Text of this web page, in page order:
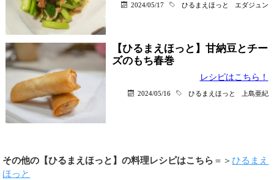
2024/05/17 ひるまえほっと エダジュン
【ひるまえほっと】甘納豆とチー
ズのもち春巻
レシピはこちら！
2024/05/16 ひるまえほっと 上島亜紀
その他の【ひるまえほっと】の料理レシピはこちら ＝＞ひるまえ
ほっと